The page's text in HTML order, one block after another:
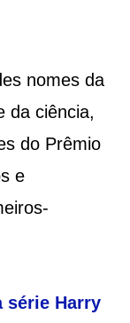
nomes da
da ciência,
do Prêmio
e
série Harry